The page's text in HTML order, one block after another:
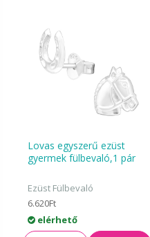
Lovas egyszerű ezüst
gyermek fülbevaló,1 pár
Ezüst Fülbevaló
6.620Ft
elérhető